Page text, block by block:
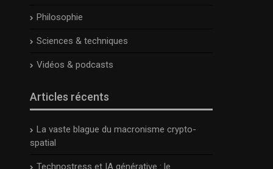
Philosophie
Sciences & techniques
Vidéos & podcasts
Articles récents
La vaste blague du macronisme crypto-
spatial
Technostress et IA générative : le